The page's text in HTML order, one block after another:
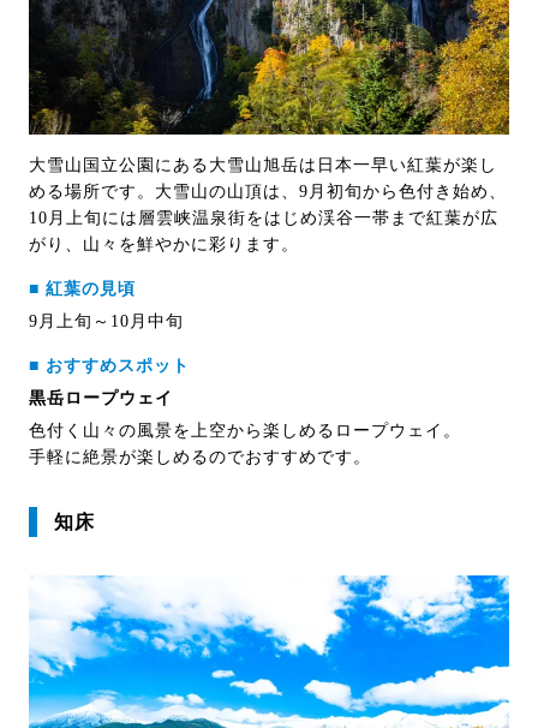
大雪山国立公園にある大雪山旭岳は日本一早い紅葉が楽し
める場所です。大雪山の山頂は、9月初旬から色付き始め、
10月上旬には層雲峡温泉街をはじめ渓谷一帯まで紅葉が広
がり、山々を鮮やかに彩ります。
■ 紅葉の見頃
9月上旬～10月中旬
■ おすすめスポット
黒岳ロープウェイ
色付く山々の風景を上空から楽しめるロープウェイ。
手軽に絶景が楽しめるのでおすすめです。
知床